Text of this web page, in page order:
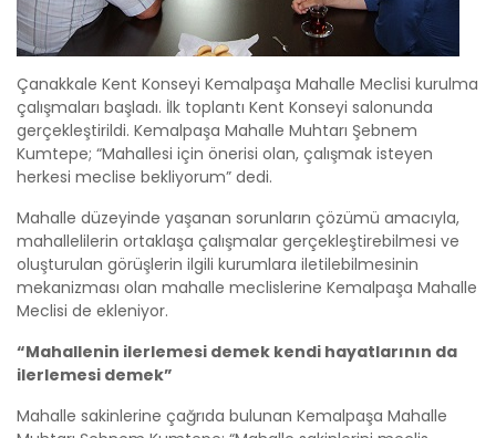
Çanakkale Kent Konseyi Kemalpaşa Mahalle Meclisi kurulma
çalışmaları başladı. İlk toplantı Kent Konseyi salonunda
gerçekleştirildi. Kemalpaşa Mahalle Muhtarı Şebnem
Kumtepe; “Mahallesi için önerisi olan, çalışmak isteyen
herkesi meclise bekliyorum” dedi.
Mahalle düzeyinde yaşanan sorunların çözümü amacıyla,
mahallelilerin ortaklaşa çalışmalar gerçekleştirebilmesi ve
oluşturulan görüşlerin ilgili kurumlara iletilebilmesinin
mekanizması olan mahalle meclislerine Kemalpaşa Mahalle
Meclisi de ekleniyor.
“Mahallenin ilerlemesi demek kendi hayatlarının da
ilerlemesi demek”
Mahalle sakinlerine çağrıda bulunan Kemalpaşa Mahalle